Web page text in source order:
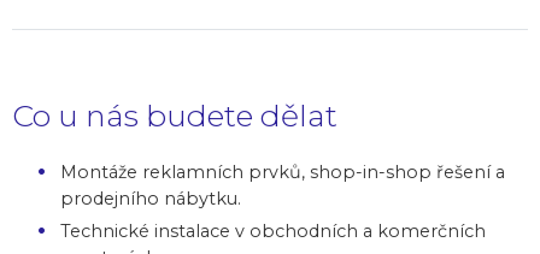
Co u nás budete dělat
Montáže reklamních prvků, shop-in-shop řešení a
prodejního nábytku.
Technické instalace v obchodních a komerčních